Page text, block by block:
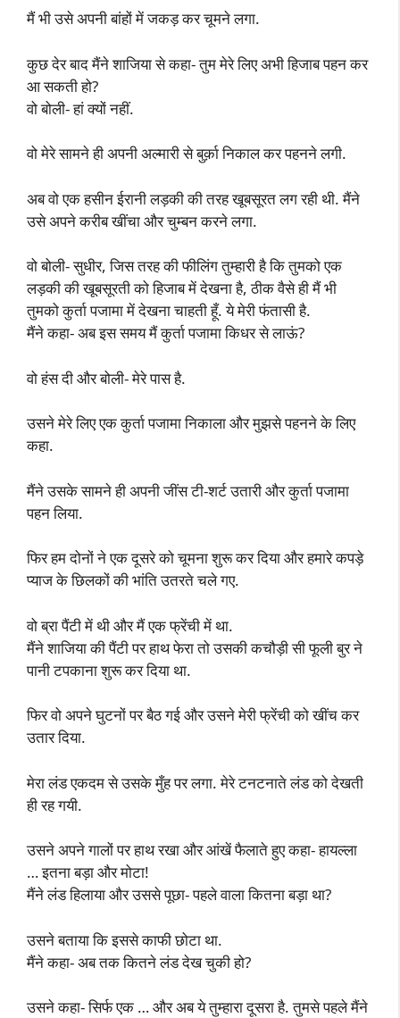
मैं भी उसे अपनी बांहों में जकड़ कर चूमने लगा.
कुछ देर बाद मैंने शाजिया से कहा- तुम मेरे लिए अभी हिजाब पहन कर
आ सकती हो?
वो बोली- हां क्यों नहीं.
वो मेरे सामने ही अपनी अल्मारी से बुर्क़ा निकाल कर पहनने लगी.
अब वो एक हसीन ईरानी लड़की की तरह खूबसूरत लग रही थी. मैंने
उसे अपने करीब खींचा और चुम्बन करने लगा.
वो बोली- सुधीर, जिस तरह की फीलिंग तुम्हारी है कि तुमको एक
लड़की की खूबसूरती को हिजाब में देखना है, ठीक वैसे ही मैं भी
तुमको कुर्ता पजामा में देखना चाहती हूँ. ये मेरी फंतासी है.
मैंने कहा- अब इस समय मैं कुर्ता पजामा किधर से लाऊं?
वो हंस दी और बोली- मेरे पास है.
उसने मेरे लिए एक कुर्ता पजामा निकाला और मुझसे पहनने के लिए
कहा.
मैंने उसके सामने ही अपनी जींस टी-शर्ट उतारी और कुर्ता पजामा
पहन लिया.
फिर हम दोनों ने एक दूसरे को चूमना शुरू कर दिया और हमारे कपड़े
प्याज के छिलकों की भांति उतरते चले गए.
वो ब्रा पैंटी में थी और मैं एक फ्रेंची में था.
मैंने शाजिया की पैंटी पर हाथ फेरा तो उसकी कचौड़ी सी फूली बुर ने
पानी टपकाना शुरू कर दिया था.
फिर वो अपने घुटनों पर बैठ गई और उसने मेरी फ्रेंची को खींच कर
उतार दिया.
मेरा लंड एकदम से उसके मुँह पर लगा. मेरे टनटनाते लंड को देखती
ही रह गयी.
उसने अपने गालों पर हाथ रखा और आंखें फैलाते हुए कहा- हायल्ला
… इतना बड़ा और मोटा!
मैंने लंड हिलाया और उससे पूछा- पहले वाला कितना बड़ा था?
उसने बताया कि इससे काफी छोटा था.
मैंने कहा- अब तक कितने लंड देख चुकी हो?
उसने कहा- सिर्फ एक … और अब ये तुम्हारा दूसरा है. तुमसे पहले मैंने